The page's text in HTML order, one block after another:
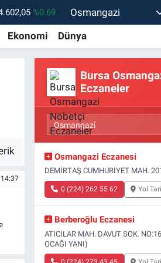
%0.69
47,5986 %0.06
%0.21
%0.32
%48
Osmangazi
Ekonomi Dünya
Bursa
Eczaneler
Osmangazi Eczanesi
DEMİRTAŞ CUMHURİYET MAH.
0 (224) 262 55 62 Yol
Berberoğlu Eczanesi
ATICILAR MAH. DAVUT SOK.
OCAĞI YANI)